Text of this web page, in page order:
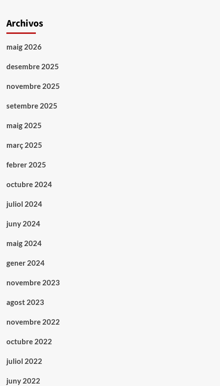
Archivos
maig 2026
desembre 2025
novembre 2025
setembre 2025
maig 2025
març 2025
febrer 2025
octubre 2024
juliol 2024
juny 2024
maig 2024
gener 2024
novembre 2023
agost 2023
novembre 2022
octubre 2022
juliol 2022
juny 2022